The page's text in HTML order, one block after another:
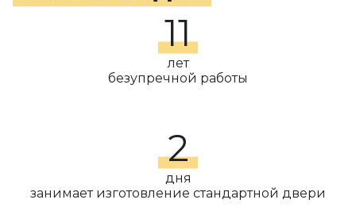
11
лет
безупречной работы
2
дня
занимает изготовление стандартной двери